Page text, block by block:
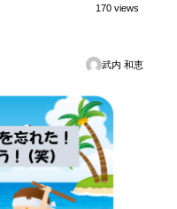
170 views
武内 和恵